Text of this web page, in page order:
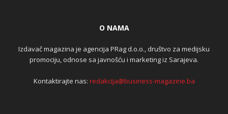
O NAMA
Izdavač magazina je agencija PRag d.o.o., društvo za medijsku
promociju, odnose sa javnošću i marketing iz Sarajeva.
Kontaktirajte nas: redakcija@business-magazine.ba